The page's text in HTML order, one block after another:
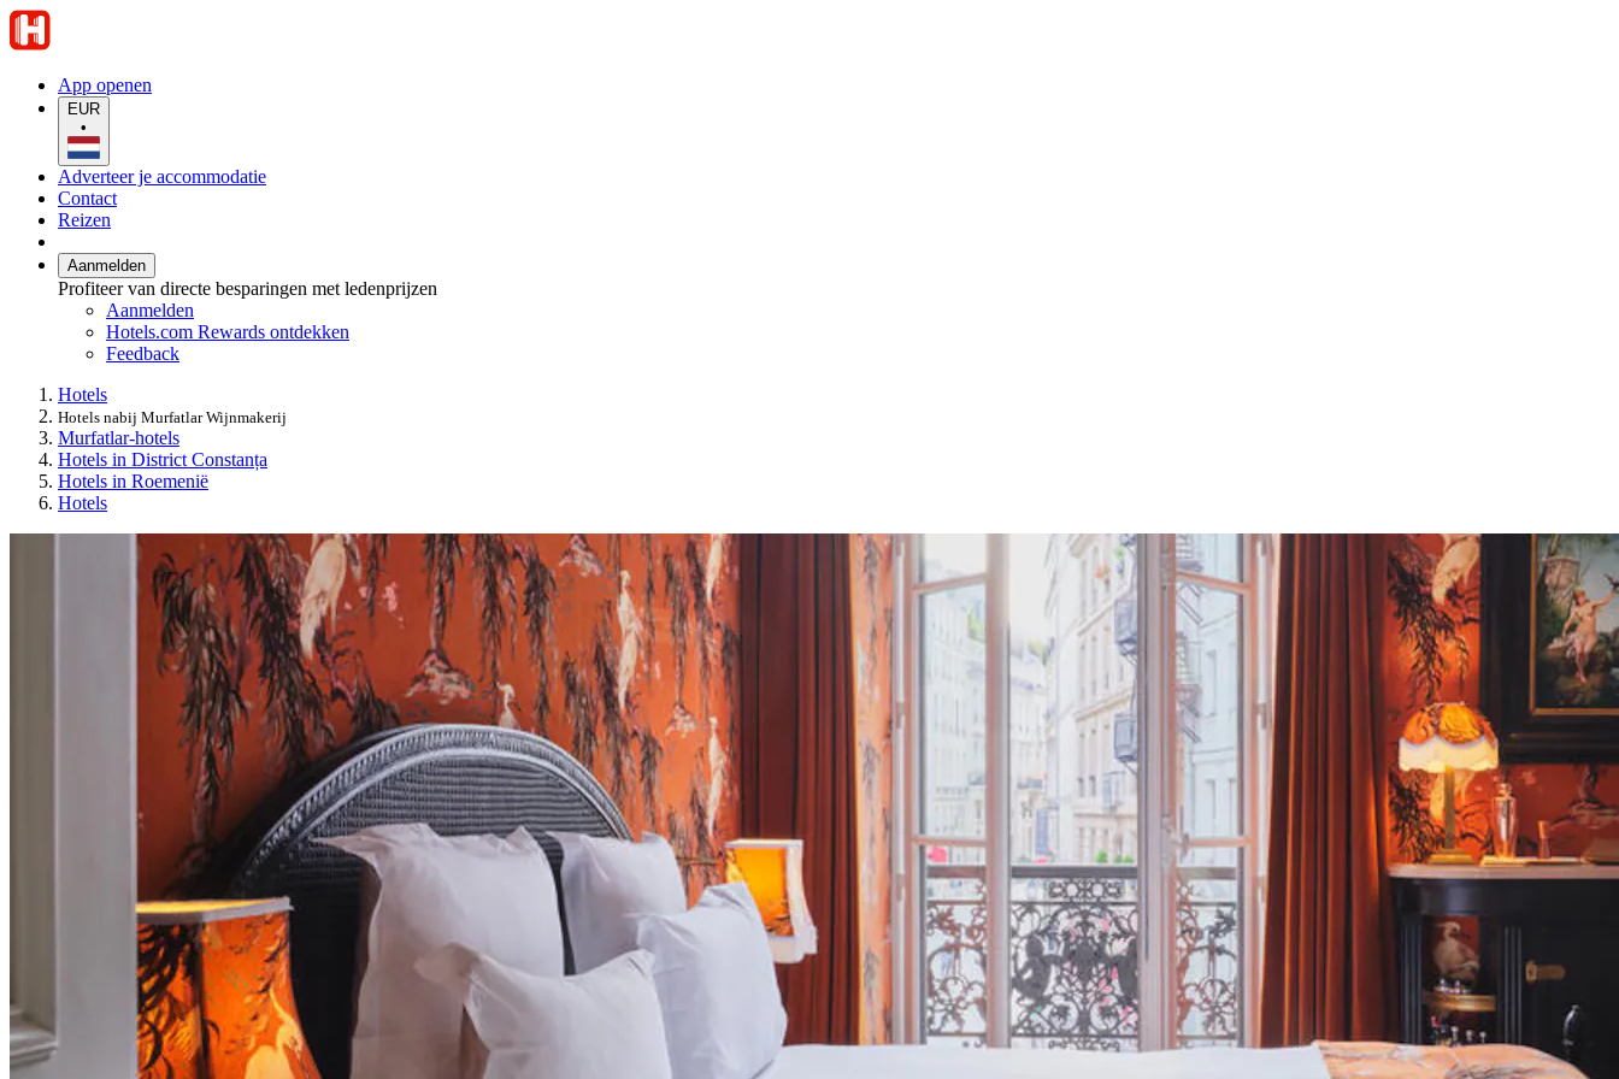
App openen
EUR
•
Adverteer je accommodatie
Contact
Reizen
Aanmelden
Profiteer van directe besparingen met ledenprijzen
Aanmelden
Hotels.com Rewards ontdekken
Feedback
Hotels
Hotels nabij Murfatlar Wijnmakerij
Murfatlar-hotels
Hotels in District Constanța
Hotels in Roemenië
Hotels